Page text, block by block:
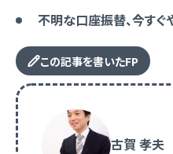
不明な口座振替、今す
この記事を書いたFP
古賀 孝夫